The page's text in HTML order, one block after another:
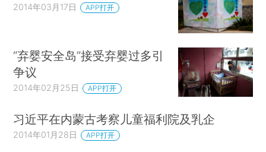
2014年03月17日 APP打开
“弃婴安全岛”接受弃婴过多引
争议
2014年02月25日 APP打开
习近平在内蒙古考察儿童福利院及乳企
2014年01月28日 APP打开